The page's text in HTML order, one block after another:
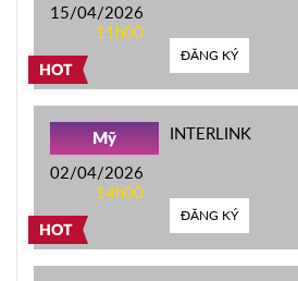
HOT
15/04/2026
11h00
ĐĂNG KÝ
HOT
Mỹ
02/04/2026
14h00
INTERLINK
ĐĂNG KÝ